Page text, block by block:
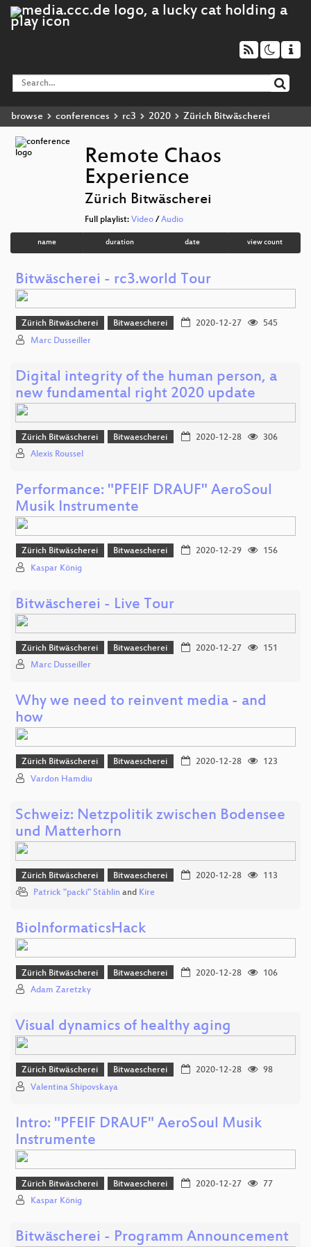
browse conferences rc3 2020 Zürich Bitwäscherei
Remote Chaos
Experience
Zürich Bitwäscherei
Full playlist: Video/ Audio
name duration date view count
Bitwäscherei - rc3.world Tour
Zürich Bitwäscherei Bitwaescherei 2020-12-27
545
Marc Dusseiller
Digital integrity of the human person, a
new fundamental right 2020 update
Zürich Bitwäscherei Bitwaescherei 2020-12-28
306
Alexis Roussel
Performance: "PFEIF DRAUF" AeroSoul
Musik Instrumente
Zürich Bitwäscherei Bitwaescherei 2020-12-29
156
Kaspar König
Bitwäscherei - Live Tour
Zürich Bitwäscherei Bitwaescherei 2020-12-27
151
Marc Dusseiller
Why we need to reinvent media - and
how
Zürich Bitwäscherei Bitwaescherei 2020-12-28
123
Vardon Hamdiu
Schweiz: Netzpolitik zwischen Bodensee
und Matterhorn
Zürich Bitwäscherei Bitwaescherei 2020-12-28
113
Patrick "packi" Stählin and Kire
BioInformaticsHack
Zürich Bitwäscherei Bitwaescherei 2020-12-28
106
Adam Zaretzky
Visual dynamics of healthy aging
Zürich Bitwäscherei Bitwaescherei 2020-12-28
98
Valentina Shipovskaya
Intro: "PFEIF DRAUF" AeroSoul Musik
Instrumente
Zürich Bitwäscherei Bitwaescherei 2020-12-27
77
Kaspar König
Bitwäscherei - Programm Announcement